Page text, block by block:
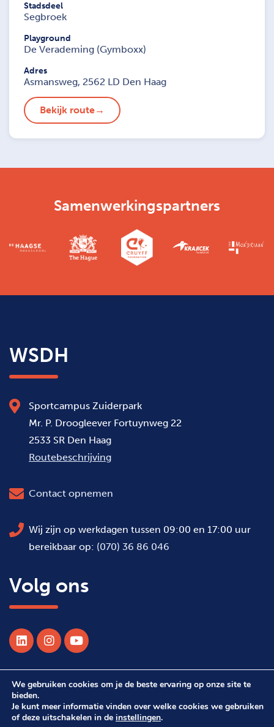
Stadsdeel
Segbroek
Playground
De Verademing (Gymboxx)
Adres
Asmansweg, 2562 LD Den Haag
Bekijk route
Samenwerkingspartners
WSDH
Sportcampus Zuiderpark
Mr. P. Droogleever Fortuynweg 22
2533 SR Den Haag
Routebeschrijving
Contact opnemen
Wij zijn op werkdagen tussen 09:00 en 17:00 uur
bereikbaar op: (070) 36 86 046
Volg ons
© 2026 Alle rechten voorbehouden WSDH
We gebruiken cookies om je de beste ervaring op onze site te
bieden.
Je kunt meer informatie vinden over welke cookies we gebruiken
of deze uitschakelen in de instellingen.